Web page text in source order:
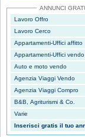
ANNUNCI
Lavoro Offro
Lavoro Cerco
Appartamenti-Uffici affitto
Appartamenti-Uffici vendo
Auto e moto vendo
Agenzia Viaggi Vendo
Agenzia Viaggi Compro
B&B, Agriturismi & Co.
Varie
Inserisci gratis il tuo